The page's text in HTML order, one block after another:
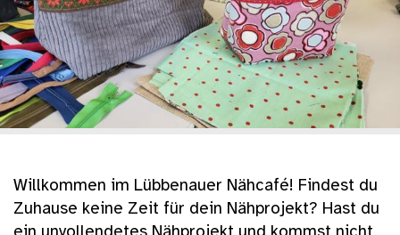
Willkommen im Lübbenauer Nähcafé! Findest du
Zuhause keine Zeit für dein Nähprojekt? Hast du